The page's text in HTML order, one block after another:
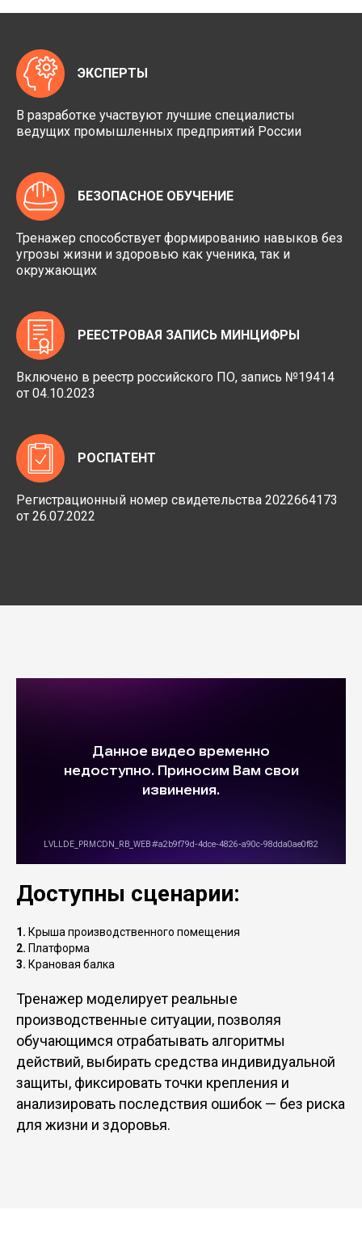
ЭКСПЕРТЫ
В разработке участвуют лучшие специалисты
ведущих промышленных предприятий России
БЕЗОПАСНОЕ ОБУЧЕНИЕ
Тренажер способствует формированию навыков без
угрозы жизни и здоровью как ученика, так и
окружающих
РЕЕСТРОВАЯ ЗАПИСЬ МИНЦИФРЫ
Включено в реестр российского ПО, запись №19414
от 04.10.2023
РОСПАТЕНТ
Регистрационный номер свидетельства 2022664173
от 26.07.2022
Доступны сценарии:
1. Крыша производственного помещения
2. Платформа
3. Крановая балка
Тренажер моделирует реальные
производственные ситуации, позволяя
обучающимся отрабатывать алгоритмы
действий, выбирать средства индивидуальной
защиты, фиксировать точки крепления и
анализировать последствия ошибок — без риска
для жизни и здоровья.